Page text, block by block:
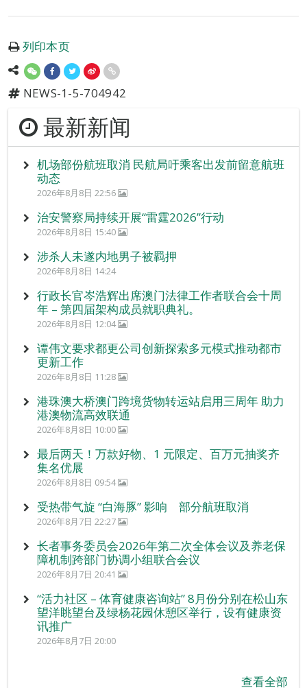
列印本页
NEWS-1-5-704942
最新新闻
机场部份航班取消 民航局吁乘客出发前留意航班
动态
2026年8月8日 22:56
治安警察局持续开展“雷霆2026”行动
2026年8月8日 15:40
涉杀人未遂内地男子被羁押
2026年8月8日 14:24
行政长官岑浩辉出席澳门法律工作者联合会十周
年 – 第四届架构成员就职典礼。
2026年8月8日 12:04
谭伟文要求都更公司创新探索多元模式推动都市
更新工作
2026年8月8日 11:28
港珠澳大桥澳门跨境货物转运站启用三周年 助力
港澳物流高效联通
2026年8月8日 10:00
最后两天！万款好物、1 元限定、百万元抽奖齐
集名优展
2026年8月8日 09:54
受热带气旋 “白海豚” 影响 部分航班取消
2026年8月7日 22:27
长者事务委员会2026年第二次全体会议及养老保
障机制跨部门协调小组联合会议
2026年8月7日 20:41
“活力社区 – 体育健康咨询站” 8月份分别在松山东
望洋眺望台及绿杨花园休憩区举行，设有健康资
讯推广
2026年8月7日 20:00
查看全部